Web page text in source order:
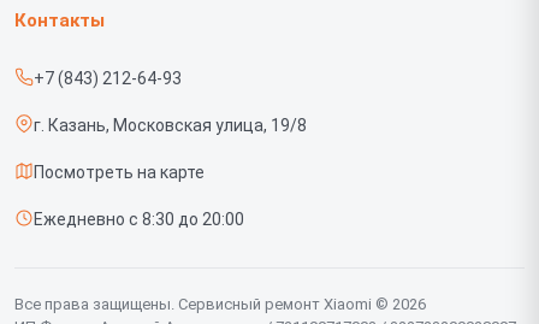
Срочный ремонт
Доставка и способы оплаты
Диагностика
Контакты
Телефонов
Контакты
+7 (843) 212-64-93
г. Казань, Московская улица, 19/8
Посмотреть на карте
Ежедневно с 8:30 до 20:00
Все права защищены. Сервисный ремонт Xiaomi © 2026